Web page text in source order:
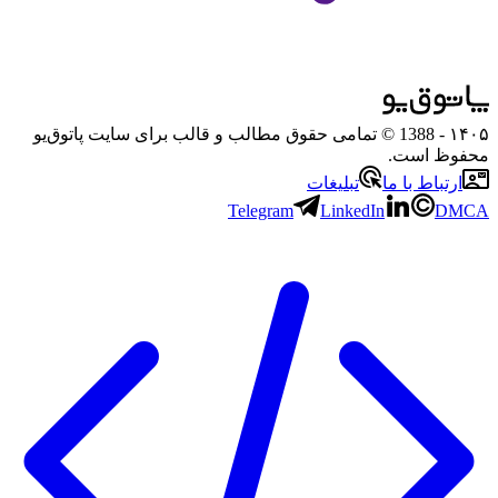
۱۴۰۵
- 1388 © تمامی حقوق مطالب و قالب برای سایت پاتوق‌یو
محفوظ است.
ارتباط با ما
تبلیغات
Telegram
LinkedIn DMCA